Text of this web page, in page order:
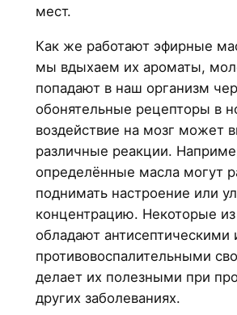
мест.
Как же работают эфирные
мы вдыхаем их ароматы,
попадают в наш организм
обонятельные рецепторы в
воздействие на мозг может
различные реакции.
определённые масла могут
поднимать настроение или
концентрацию. Некоторые из
обладают антисептическими
противовоспалительными
делает их полезными при
других заболеваниях.